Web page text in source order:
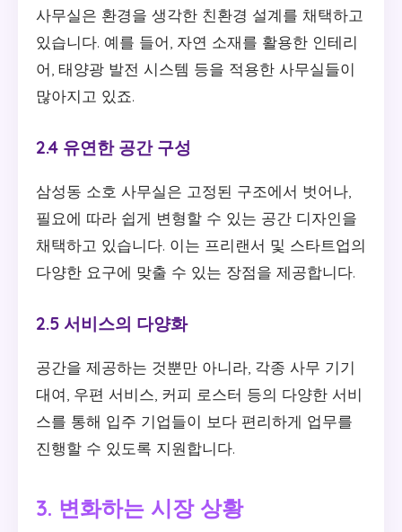
사무실은 환경을 생각한 친환경 설계를 채택하고
있습니다. 예를 들어, 자연 소재를 활용한 인테리
어, 태양광 발전 시스템 등을 적용한 사무실들이
많아지고 있죠.
2.4 유연한 공간 구성
삼성동 소호 사무실은 고정된 구조에서 벗어나,
필요에 따라 쉽게 변형할 수 있는 공간 디자인을
채택하고 있습니다. 이는 프리랜서 및 스타트업의
다양한 요구에 맞출 수 있는 장점을 제공합니다.
2.5 서비스의 다양화
공간을 제공하는 것뿐만 아니라, 각종 사무 기기
대여, 우편 서비스, 커피 로스터 등의 다양한 서비
스를 통해 입주 기업들이 보다 편리하게 업무를
진행할 수 있도록 지원합니다.
3. 변화하는 시장 상황